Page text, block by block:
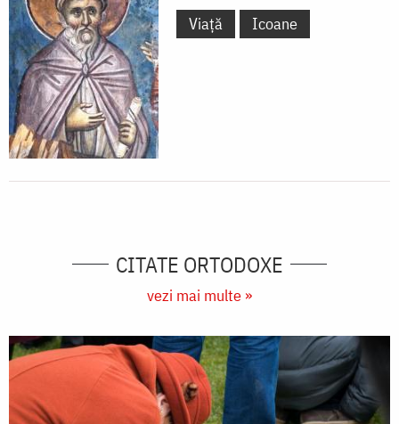
Viață Icoane
CITATE ORTODOXE
vezi mai multe »